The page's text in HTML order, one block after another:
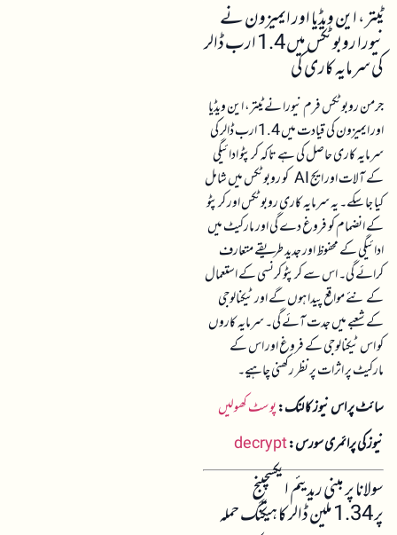
ٹیتر، این ویڈیا اور ایمیزون نے
نیورا روبوٹکس میں 1.4 ارب ڈالر
کی سرمایہ کاری کی
جرمن روبوٹکس فرم نیورا نے ٹیتر، این ویڈیا
اور ایمیزون کی قیادت میں 1.4 ارب ڈالر کی
سرمایہ کاری حاصل کی ہے تاکہ کرپٹو ادائیگی
کے آلات اور ایج AI کو روبوٹکس میں شامل
کیا جا سکے۔ یہ سرمایہ کاری روبوٹکس اور کرپٹو
کے انضمام کو فروغ دے گی اور مارکیٹ میں
ادائیگی کے محفوظ اور جدید طریقے متعارف
کرائے گی۔ اس سے کرپٹو کرنسی کے استعمال
کے نئے مواقع پیدا ہوں گے اور ٹیکنالوجی
کے شعبے میں جدت آئے گی۔ سرمایہ کاروں
کو اس ٹیکنالوجی کے فروغ اور اس کے
مارکیٹ پر اثرات پر نظر رکھنی چاہیے۔
سائٹ پر اس نیوز کا لنک:پوسٹ کھولیں
نیوز کی پرائمری سورس:decrypt
سولانا پر مبنی ریدیئم ایکسچینج
پر 1.34 ملین ڈالر کا ہیکنگ حملہ